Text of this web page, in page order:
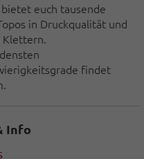
euch tausende
in Druckqualität und
Klettern.
findet
Info